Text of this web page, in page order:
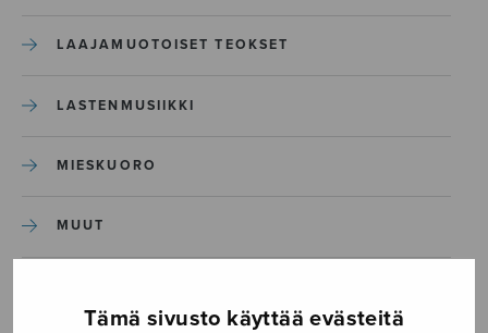
Tämä sivusto käyttää evästeitä
LAAJAMUOTOISET TEOKSET
LASTENMUSIIKKI
MIESKUORO
MUUT